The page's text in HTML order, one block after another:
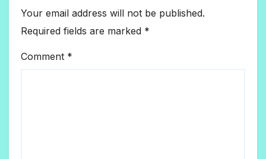
Your email address will not be published.
Required fields are marked *
Comment *